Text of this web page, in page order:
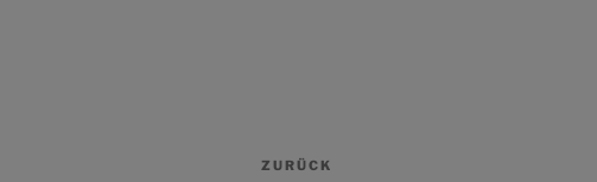
Beitragsnavigation
Vorheriger
ZURÜCK